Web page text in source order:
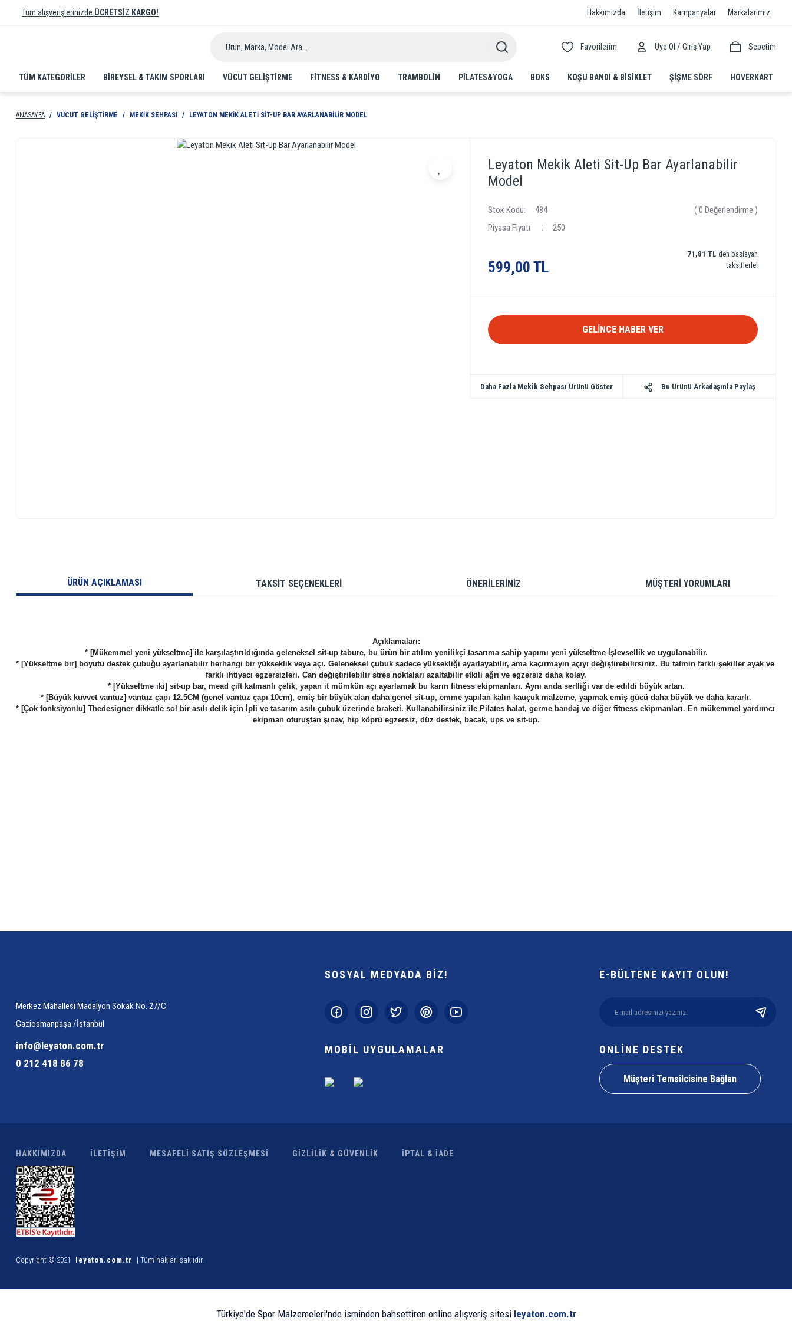
Tüm alışverişlerinizde ÜCRETSİZ KARGO! Hakkımızda İletişim Kampanyalar Markalarımız
Favorilerim Üye Ol / Giriş Yap Sepetim
TÜM KATEGORİLER BIREYSEL & TAKIM SPORLARI VÜCUT GELIŞTIRME FITNESS & KARDIYO TRAMBOLIN PILATES&YOGA BOKS KOŞU BANDI & BISIKLET ŞIŞME SÖRF HOVERKART
ANASAYFA VÜCUT GELIŞTIRME MEKIK SEHPASI LEYATON MEKIK ALETI SIT-UP BAR AYARLANABILIR MODEL
Leyaton Mekik Aleti Sit-Up Bar Ayarlanabilir
Model
Stok Kodu 484
( 0 Değerlendirme )
Piyasa Fiyatı
250
599,00 TL
71,81 TL den başlayan
taksitlerle!
GELİNCE HABER VER
Daha Fazla Mekik Sehpası Ürünü Göster Bu Ürünü Arkadaşınla Paylaş
ÜRÜN AÇIKLAMASI TAKSİT SEÇENEKLERİ ÖNERİLERİNİZ MÜŞTERİ YORUMLARI
Açıklamaları:
* [Mükemmel yeni yükseltme] ile karşılaştırıldığında geleneksel sit-up tabure, bu ürün bir atılım yenilikçi tasarıma sahip yapımı yeni yükseltme İşlevsellik ve uygulanabilir.
* [Yükseltme bir] boyutu destek çubuğu ayarlanabilir herhangi bir yükseklik veya açı. Geleneksel çubuk sadece yüksekliği ayarlayabilir, ama kaçırmayın açıyı değiştirebilirsiniz. Bu tatmin farklı şekiller ayak ve
farklı ihtiyacı egzersizleri. Can değiştirilebilir stres noktaları azaltabilir etkili ağrı ve egzersiz daha kolay.
* [Yükseltme iki] sit-up bar, mead çift katmanlı çelik, yapan it mümkün açı ayarlamak bu karın fitness ekipmanları. Aynı anda sertliği var de edildi büyük artan.
* [Büyük kuvvet vantuz] vantuz çapı 12.5CM (genel vantuz çapı 10cm), emiş bir büyük alan daha genel sit-up, emme yapılan kalın kauçuk malzeme, yapmak emiş gücü daha büyük ve daha kararlı.
* [Çok fonksiyonlu] Thedesigner dikkatle sol bir asılı delik için İpli ve tasarım asılı çubuk üzerinde braketi. Kullanabilirsiniz ile Pilates halat, germe bandaj ve diğer fitness ekipmanları. En mükemmel yardımcı
ekipman oturuştan şınav, hip köprü egzersiz, düz destek, bacak, ups ve sit-up.
Gönder
Merkez Mahallesi Madalyon Sokak No. 27/C
Gaziosmanpaşa /İstanbul
info@leyaton.com.tr
0 212 418 86 78
SOSYAL MEDYADA BİZ!
MOBİL UYGULAMALAR
E-BÜLTENE KAYIT OLUN!
ONLİNE DESTEK
Müşteri Temsilcisine Bağlan
HAKKIMIZDA İLETİŞİM MESAFELİ SATIŞ SÖZLEŞMESİ GİZLİLİK & GÜVENLİK İPTAL & İADE
Copyright © 2021 leyaton.com.tr | Tüm hakları saklıdır.
Türkiye'de Spor Malzemeleri'nde isminden bahsettiren online alışveriş sitesi leyaton.com.tr